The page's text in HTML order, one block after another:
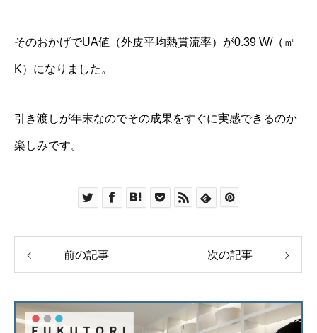
そのおかげでUA値（外皮平均熱貫流率）が0.39 W/（㎡
K）になりました。
引き渡しが年末なのでその成果をすぐに実感できるのか
楽しみです。
前の記事 次の記事